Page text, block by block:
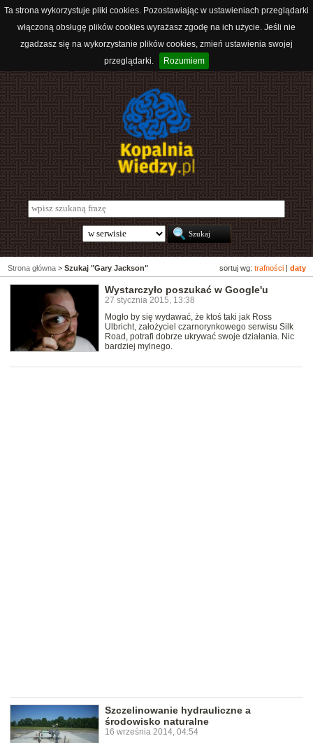
Ta strona wykorzystuje pliki cookies. Pozostawiając w ustawieniach przeglądarki
włączoną obsługę plików cookies wyrażasz zgodę na ich użycie. Jeśli nie
zgadzasz się na wykorzystanie plików cookies, zmień ustawienia swojej
przeglądarki.
Rozumiem
sortuj wg: trafności daty
Strona główna > Szukaj "Gary Jackson"
Wystarczyło poszukać w Google'u
27 stycznia 2015, 13:38
Mogło by się wydawać, że ktoś taki jak Ross
Ulbricht, założyciel czarnorynkowego serwisu Silk
Road, potrafi dobrze ukrywać swoje działania. Nic
bardziej mylnego.
Szczelinowanie hydrauliczne a
środowisko naturalne
16 września 2014, 04:54